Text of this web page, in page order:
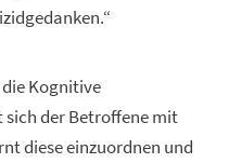
Kognitive
sich der Betroffene mit
diese einzuordnen und